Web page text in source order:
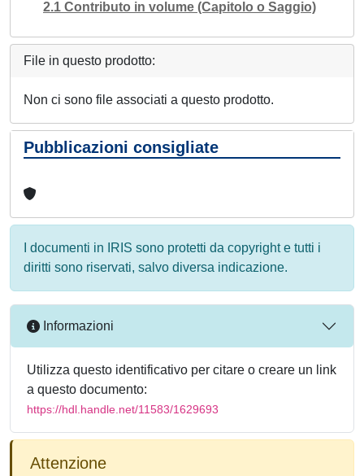
2.1 Contributo in volume (Capitolo o Saggio)
File in questo prodotto:
Non ci sono file associati a questo prodotto.
Pubblicazioni consigliate
I documenti in IRIS sono protetti da copyright e tutti i
diritti sono riservati, salvo diversa indicazione.
Informazioni
Utilizza questo identificativo per citare o creare un link
a questo documento:
https://hdl.handle.net/11583/1629693
Attenzione